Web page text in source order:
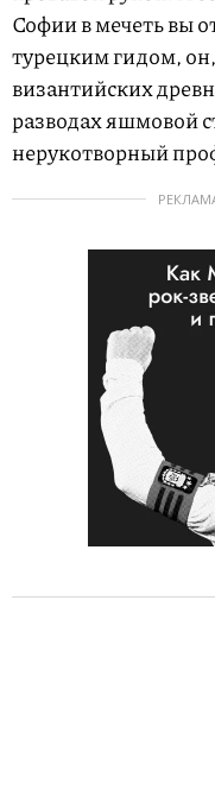
Софии в мечеть вы
турецким гидом,
византийских
разводах яшмовой
нерукотворный